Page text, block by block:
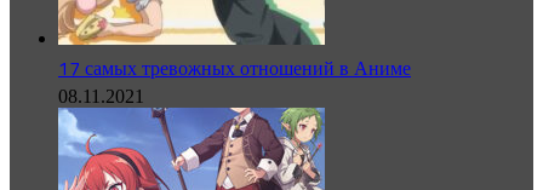
17 самых тревожных отношений в Аниме
08.11.2021